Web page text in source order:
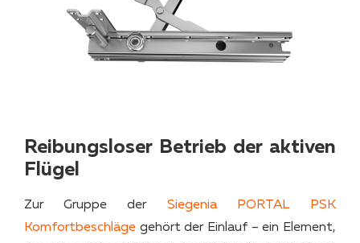
Reibungsloser Betrieb der aktiven
Flügel
Zur Gruppe der Siegenia PORTAL PSK
Komfortbeschläge gehört der Einlauf – ein Element,